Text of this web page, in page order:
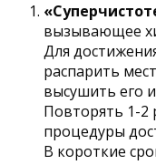
вызывающее
Для
распарить
высушить его
Повторять 1-2
процедуры
В короткие